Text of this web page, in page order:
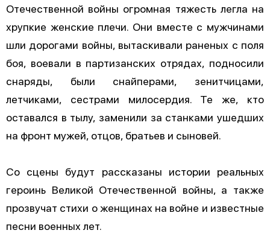
Отечественной войны огромная тяжесть легла на
хрупкие женские плечи. Они вместе с мужчинами
шли дорогами войны, вытаскивали раненых с поля
боя, воевали в партизанских отрядах, подносили
снаряды, были снайперами, зенитчицами,
летчиками, сестрами милосердия. Те же, кто
оставался в тылу, заменили за станками ушедших
на фронт мужей, отцов, братьев и сыновей.
Со сцены будут рассказаны истории реальных
героинь Великой Отечественной войны, а также
прозвучат стихи о женщинах на войне и известные
песни военных лет.